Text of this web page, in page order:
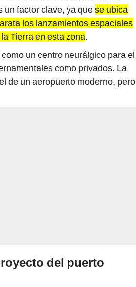
un factor clave, ya quese ubica
los lanzamientos espaciales
Tierra en esta zona.
un centro neurálgico para el
como privados. La
de un aeropuerto moderno, pero
del puerto